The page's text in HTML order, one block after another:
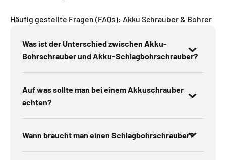
Häufig gestellte Fragen (FAQs): Akku Schrauber & Bohrer
Was ist der Unterschied zwischen Akku-
Bohrschrauber und Akku-Schlagbohrschrauber?
Auf was sollte man bei einem Akkuschrauber
achten?
Wann braucht man einen Schlagbohrschrauber?